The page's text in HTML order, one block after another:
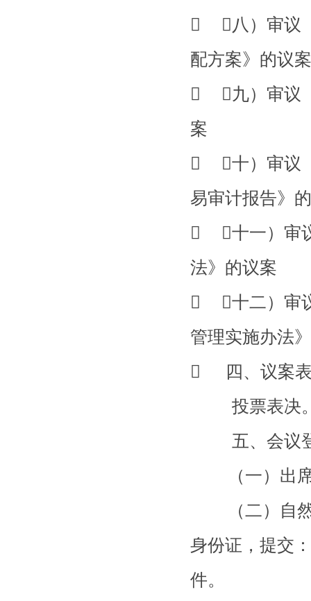
 （八）审议
配方案》的议
 （九）审议
案
 （十）审议
易审计报告》
 （十一）审
法》的议案
 （十二）审
管理实施办法
 四、议案表
投票表决
五、会议
（一）出席
（二）自然
身份证，提交
件。